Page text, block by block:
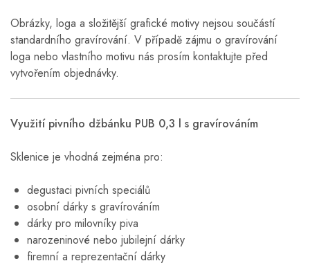
Obrázky, loga a složitější grafické motivy nejsou součástí
standardního gravírování. V případě zájmu o gravírování
loga nebo vlastního motivu nás prosím kontaktujte před
vytvořením objednávky.
Využití pivního džbánku PUB 0,3 l s gravírováním
Sklenice je vhodná zejména pro:
degustaci pivních speciálů
osobní dárky s gravírováním
dárky pro milovníky piva
narozeninové nebo jubilejní dárky
firemní a reprezentační dárky